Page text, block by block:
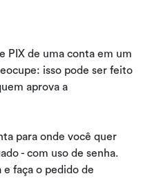
PIX de uma conta em um
isso pode ser feito
aprova a
para onde você quer
- com uso de senha.
e faça o pedido de